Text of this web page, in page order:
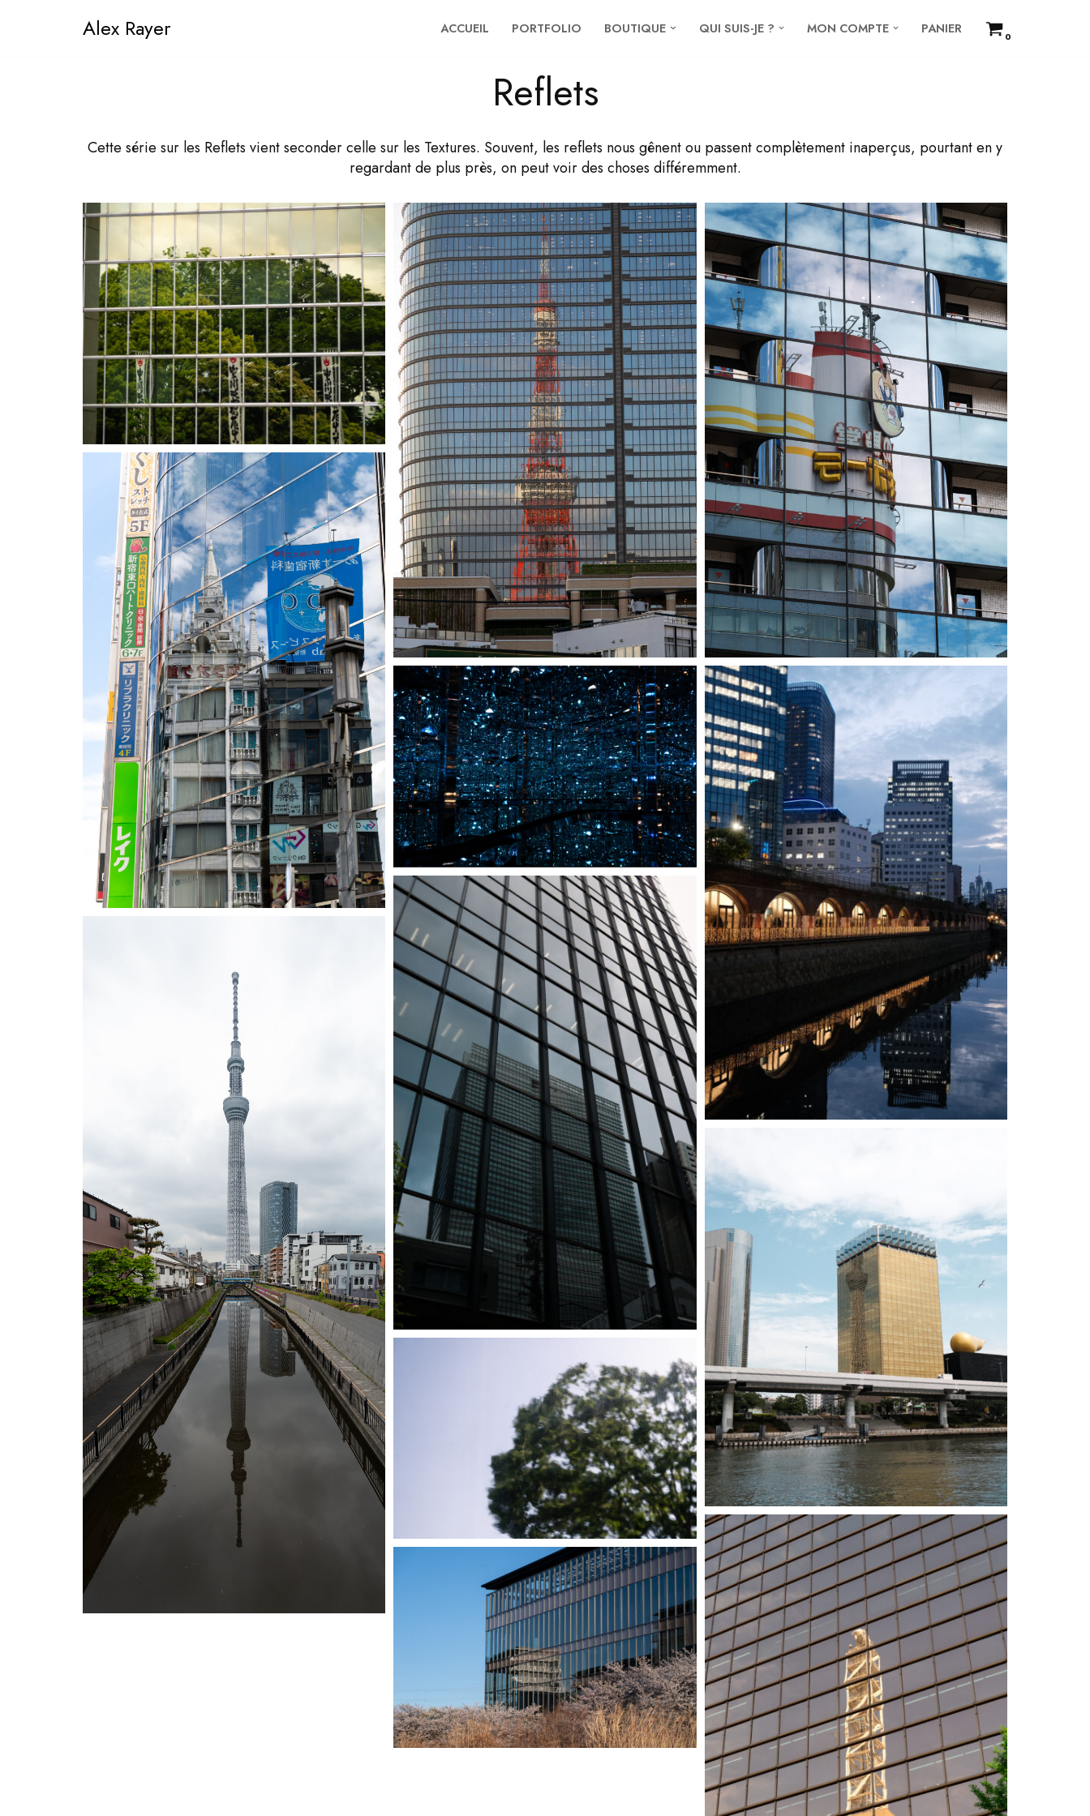
Alex Rayer ACCUEIL PORTFOLIO BOUTIQUE QUI SUIS-JE ? MON COMPTE PANIER 0
Reflets
Cette série sur les Reflets vient seconder celle sur les Textures. Souvent, les reflets nous gênent ou passent complètement inaperçus, pourtant en y
regardant de plus près, on peut voir des choses différemment.